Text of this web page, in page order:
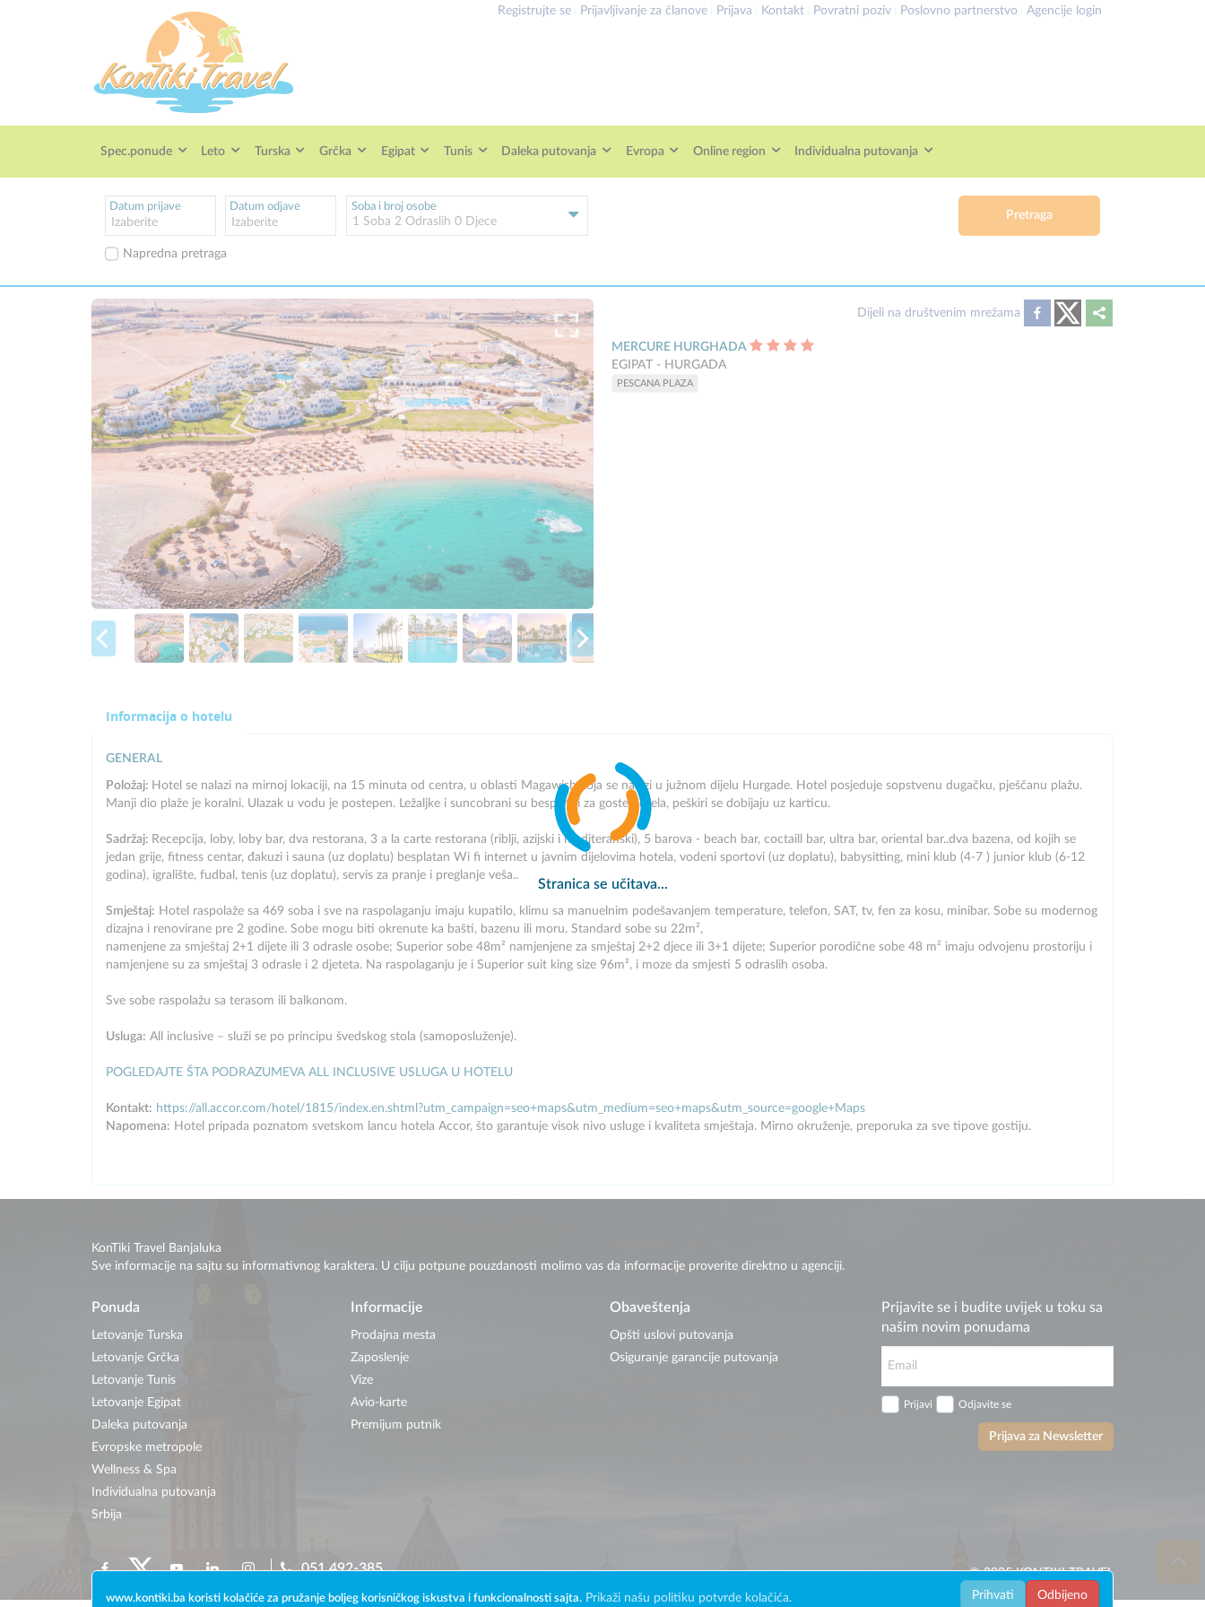
Registrujte se Prijavljivanje za članove Prijava Kontakt Povratni poziv Poslovno partnerstvo Agencije login
Spec.ponude Leto Turska Grčka Egipat Tunis Daleka putovanja Evropa Online region Individualna putovanja
Datum prijave Datum odjave Soba i broj osobe
1 Soba 2 Odraslih 0 Djece Pretraga
Napredna pretraga
Dijeli na društvenim mrežama
MERCURE HURGHADA
EGIPAT - HURGADA
PESCANA PLAZA
Informacija o hotelu
GENERAL
Položaj: Hotel se nalazi na mirnoj lokaciji, na 15 minuta od centra, u oblasti Magawish koja se nalazi u južnom dijelu Hurgade. Hotel posjeduje sopstvenu dugačku, pješčanu plažu.
Manji dio plaže je koralni. Ulazak u vodu je postepen. Ležaljke i suncobrani su besplatni za goste hotela, peškiri se dobijaju uz karticu.
Sadržaj: Recepcija, loby, loby bar, dva restorana, 3 a la carte restorana (riblji, azijski i mediteranski), 5 barova - beach bar, coctaill bar, ultra bar, oriental bar..dva bazena, od kojih se
jedan grije, fitness centar, đakuzi i sauna (uz doplatu) besplatan Wi fi internet u javnim dijelovima hotela, vodeni sportovi (uz doplatu), babysitting, mini klub (4-7 ) junior klub (6-12
godina), igralište, fudbal, tenis (uz doplatu), servis za pranje i preglanje veša..
Smještaj: Hotel raspolaže sa 469 soba i sve na raspolaganju imaju kupatilo, klimu sa manuelnim podešavanjem temperature, telefon, SAT, tv, fen za kosu, minibar. Sobe su modernog
dizajna i renovirane pre 2 godine. Sobe mogu biti okrenute ka bašti, bazenu ili moru. Standard sobe su 22m²,
namenjene za smještaj 2+1 dijete ili 3 odrasle osobe; Superior sobe 48m² namjenjene za smještaj 2+2 djece ili 3+1 dijete; Superior porodične sobe 48 m² imaju odvojenu prostoriju i
namjenjene su za smještaj 3 odrasle i 2 djeteta. Na raspolaganju je i Superior suit king size 96m², i moze da smjesti 5 odraslih osoba.
Sve sobe raspolažu sa terasom ili balkonom.
Usluga: All inclusive – služi se po principu švedskog stola (samoposluženje).
POGLEDAJTE ŠTA PODRAZUMEVA ALL INCLUSIVE USLUGA U HOTELU
Kontakt: https://all.accor.com/hotel/1815/index.en.shtml?utm_campaign=seo+maps&utm_medium=seo+maps&utm_source=google+Maps
Napomena: Hotel pripada poznatom svetskom lancu hotela Accor, što garantuje visok nivo usluge i kvaliteta smještaja. Mirno okruženje, preporuka za sve tipove gostiju.
KonTiki Travel Banjaluka
Sve informacije na sajtu su informativnog karaktera. U cilju potpune pouzdanosti molimo vas da informacije proverite direktno u agenciji.
Ponuda
Letovanje Turska
Letovanje Grčka
Letovanje Tunis
Letovanje Egipat
Daleka putovanja
Evropske metropole
Wellness & Spa
Individualna putovanja
Srbija
Informacije
Prodajna mesta
Zaposlenje
Vize
Avio-karte
Premijum putnik
Obaveštenja
Opšti uslovi putovanja
Osiguranje garancije putovanja
Prijavite se i budite uvijek u toku sa
našim novim ponudama
Prijavi Odjavite se
Prijava za Newsletter
051 492-385 © 2025 KONTIKI TRAVEL
Stranica se učitava...
www.kontiki.ba koristi kolačiće za pružanje boljeg korisničkog iskustva i funkcionalnosti sajta. Prikaži našu politiku potvrde kolačića. Prihvati Odbijeno